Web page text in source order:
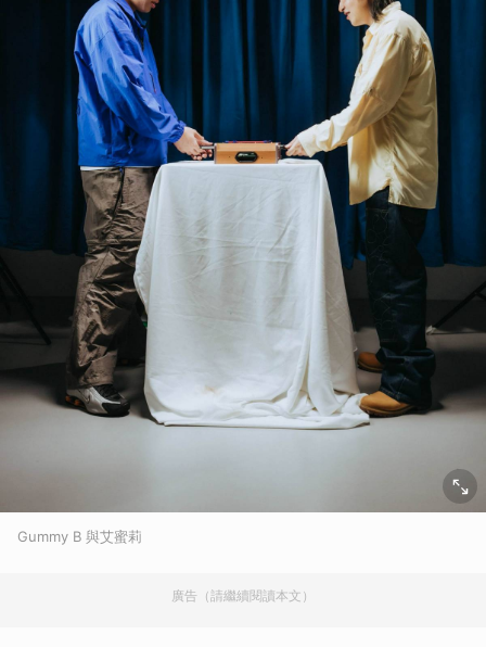
Gummy B 與艾蜜莉
廣告（請繼續閱讀本文）